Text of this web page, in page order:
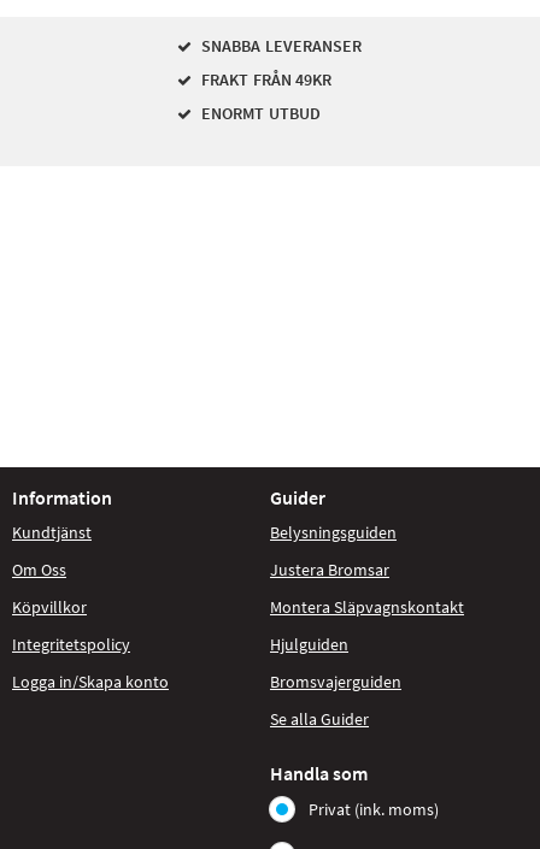
SNABBA LEVERANSER
FRAKT FRÅN 49KR
ENORMT UTBUD
Information
Kundtjänst
Om Oss
Köpvillkor
Integritetspolicy
Logga in/Skapa konto
Guider
Belysningsguiden
Justera Bromsar
Montera Släpvagnskontakt
Hjulguiden
Bromsvajerguiden
Se alla Guider
Handla som
Privat (ink. moms)